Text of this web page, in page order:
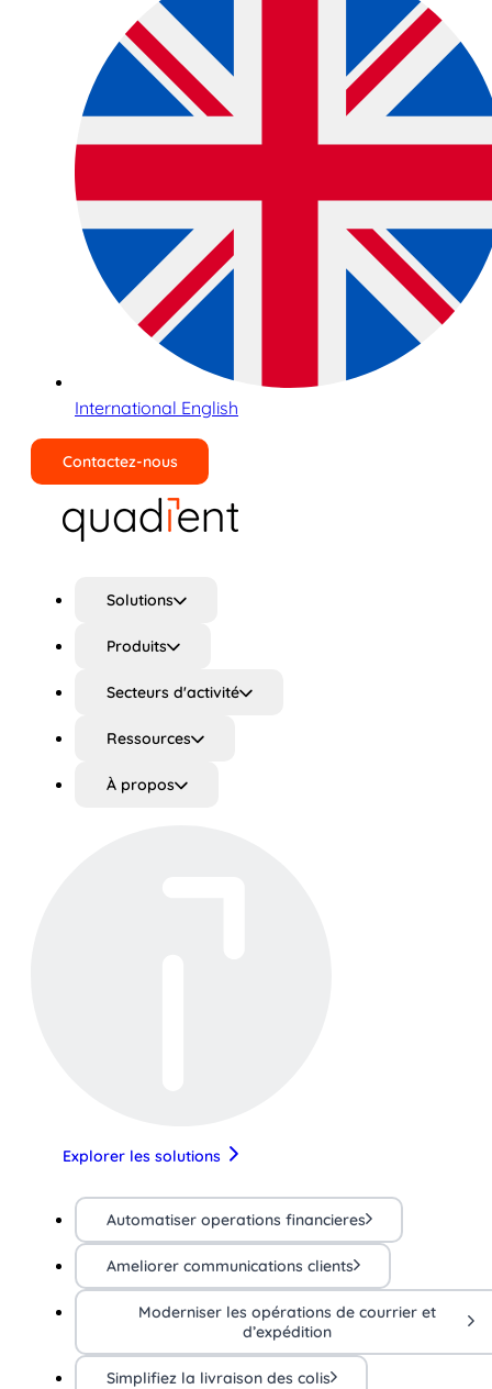
International English
Contactez-nous
Solutions
Produits
Secteurs d'activité
Ressources
À propos
Explorer les solutions
Automatiser operations financieres
Ameliorer communications clients
Moderniser les opérations de courrier et
d’expédition
Simplifiez la livraison des colis